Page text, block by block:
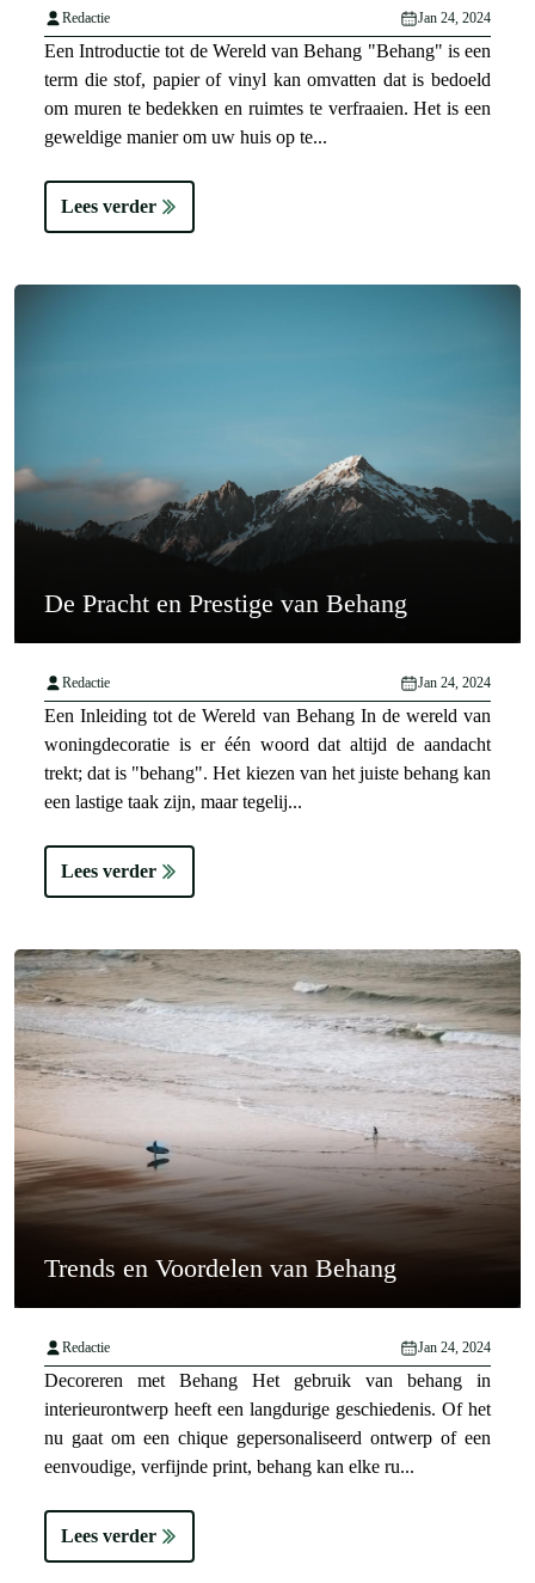
Redactie Jan 24, 2024
Een Introductie tot de Wereld van Behang "Behang" is een
term die stof, papier of vinyl kan omvatten dat is bedoeld
om muren te bedekken en ruimtes te verfraaien. Het is een
geweldige manier om uw huis op te...
Lees verder
De Pracht en Prestige van Behang
Redactie Jan 24, 2024
Een Inleiding tot de Wereld van Behang In de wereld van
woningdecoratie is er één woord dat altijd de aandacht
trekt; dat is "behang". Het kiezen van het juiste behang kan
een lastige taak zijn, maar tegelij...
Lees verder
Trends en Voordelen van Behang
Redactie Jan 24, 2024
Decoreren met Behang Het gebruik van behang in
interieurontwerp heeft een langdurige geschiedenis. Of het
nu gaat om een chique gepersonaliseerd ontwerp of een
eenvoudige, verfijnde print, behang kan elke ru...
Lees verder